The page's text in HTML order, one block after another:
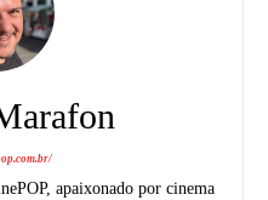
apaixonado por cinema